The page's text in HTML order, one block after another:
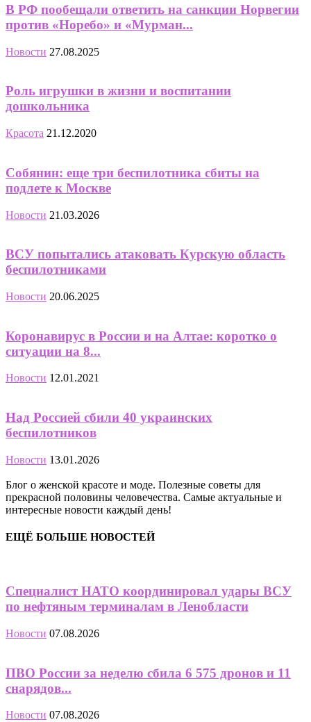
В РФ пообещали ответить на санкции Норвегии
против «Норебо» и «Мурман...
Новости 27.08.2025
Роль игрушки в жизни и воспитании
дошкольника
Красота 21.12.2020
Собянин: еще три беспилотника сбиты на
подлете к Москве
Новости 21.03.2026
ВСУ попытались атаковать Курскую область
беспилотниками
Новости 20.06.2025
Коронавирус в России и на Алтае: коротко о
ситуации на 8...
Новости 12.01.2021
Над Россией сбили 40 украинских
беспилотников
Новости 13.01.2026
Блог о женской красоте и моде. Полезные советы для
прекрасной половины человечества. Самые актуальные и
интересные новости каждый день!
ЕЩЁ БОЛЬШЕ НОВОСТЕЙ
Специалист НАТО координировал удары ВСУ
по нефтяным терминалам в Ленобласти
Новости 07.08.2026
ПВО России за неделю сбила 6 575 дронов и 11
снарядов...
Новости 07.08.2026